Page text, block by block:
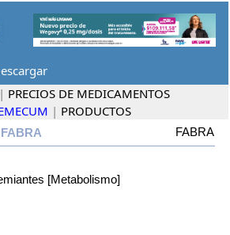
| PRECIOS DE MEDICAMENTOS
| PRODUCTOS
FABRA
[Metabolismo]